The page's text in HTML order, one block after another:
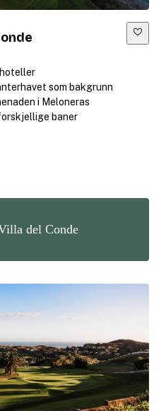
som bakgrunn
i Meloneras
baner
del Conde